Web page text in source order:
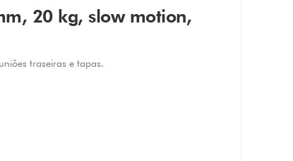
20 kg, slow motion,
traseiras e tapas.